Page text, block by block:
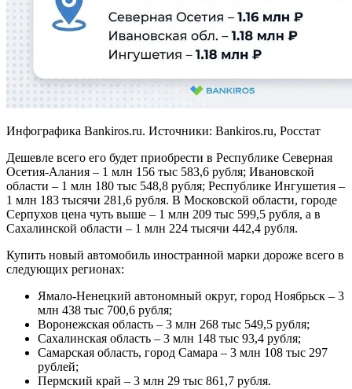
Инфографика Bankiros.ru. Источники: Bankiros.ru, Росстат
Дешевле всего его будет приобрести в Республике Северная
Осетия-Алания – 1 млн 156 тыс 583,6 рубля; Ивановской
области – 1 млн 180 тыс 548,8 рубля; Республике Ингушетия –
1 млн 183 тысячи 281,6 рубля. В Московской области, городе
Серпухов цена чуть выше – 1 млн 209 тыс 599,5 рубля, а в
Сахалинской области – 1 млн 224 тысячи 442,4 рубля.
Купить новый автомобиль иностранной марки дороже всего в
следующих регионах:
Ямало-Ненецкий автономный округ, город Ноябрьск – 3
млн 438 тыс 700,6 рубля;
Воронежская область – 3 млн 268 тыс 549,5 рубля;
Сахалинская область – 3 млн 148 тыс 93,4 рубля;
Самарская область, город Самара – 3 млн 108 тыс 297
рублей;
Пермский край – 3 млн 29 тыс 861,7 рубля.